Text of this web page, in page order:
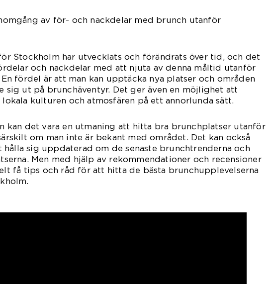
av för- och nackdelar med brunch utanför
Stockholm har utvecklats och förändrats över tid, och det
och nackdelar med att njuta av denna måltid utanför
En fördel är att man kan upptäcka nya platser och områden
sig ut på brunchäventyr. Det ger även en möjlighet att
kulturen och atmosfären på ett annorlunda sätt.
kan det vara en utmaning att hitta bra brunchplatser utanför
om man inte är bekant med området. Det kan också
hålla sig uppdaterad om de senaste brunchtrenderna och
Men med hjälp av rekommendationer och recensioner
få tips och råd för att hitta de bästa brunchupplevelserna